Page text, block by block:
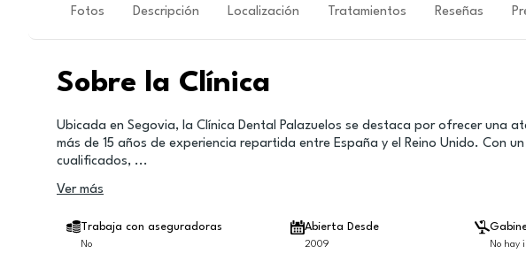
Fotos Descripción Localización Tratamientos Reseñas
Sobre la Clínica
Ubicada en Segovia, la Clínica Dental Palazuelos se destaca por ofrecer una
más de 15 años de experiencia repartida entre España y el Reino Unido. Con
cualificados, ...
Ver más
Trabaja con aseguradoras
No
Abierta Desde
2009 No hay